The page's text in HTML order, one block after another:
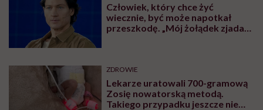
Człowiek, który chce żyć
wiecznie, być może napotkał
przeszkodę. „Mój żołądek zjada
ZDROWIE
Lekarze uratowali 700-gramową
Zosię nowatorską metodą.
Takiego przypadku jeszcze nie